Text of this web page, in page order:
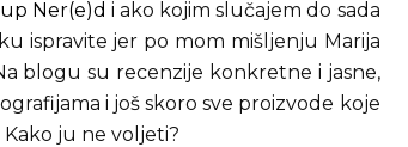
Ner(e)d i ako kojim slučajem do sada
ispravite jer po mom mišljenju Marija
blogu su recenzije konkretne i jasne,
i još skoro sve proizvode koje
ju ne voljeti?